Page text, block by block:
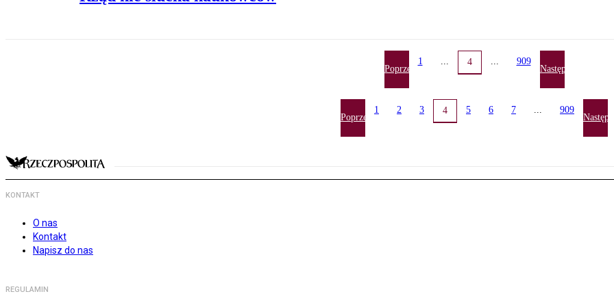
Poprzednia
1 4 909
Następna
Poprzednia
1 2 3 4 5 6 7 909
KONTAKT
O nas
Kontakt
Napisz do nas
REGULAMIN